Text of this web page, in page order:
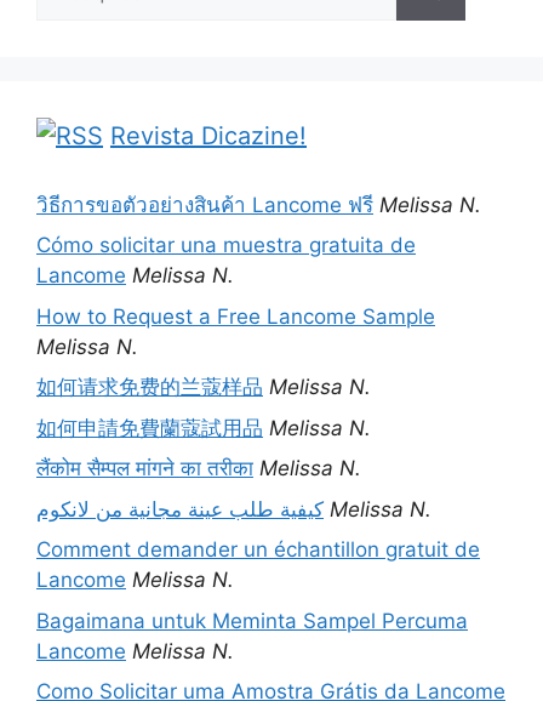
por:
Revista Dicazine!
วิธีการขอตัวอย่างสินค้า Lancome ฟรี Melissa N.
Cómo solicitar una muestra gratuita de
Lancome Melissa N.
How to Request a Free Lancome Sample
Melissa N.
如何请求免费的兰蔻样品 Melissa N.
如何申請免費蘭蔻試用品 Melissa N.
लैंकोम सैम्पल मांगने का तरीका Melissa N.
كيفية طلب عينة مجانية من لانكوم Melissa N.
Comment demander un échantillon gratuit de
Lancome Melissa N.
Bagaimana untuk Meminta Sampel Percuma
Lancome Melissa N.
Como Solicitar uma Amostra Grátis da Lancome